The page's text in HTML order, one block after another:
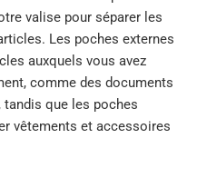
valise pour séparer les
Les poches externes
auxquels vous avez
comme des documents
tandis que les poches
vêtements et accessoires